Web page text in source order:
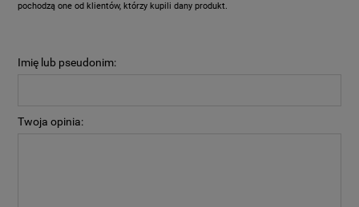
pochodzą one od klientów, którzy kupili dany produkt.
Imię lub pseudonim:
Twoja opinia: